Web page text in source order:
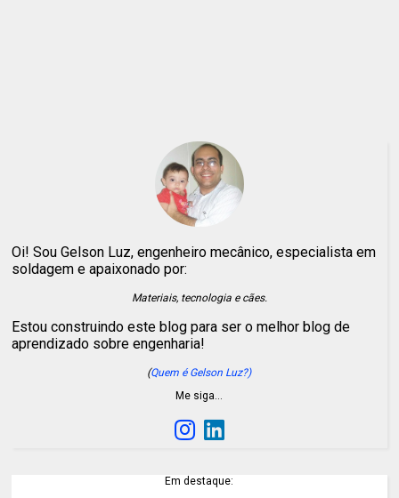
Oi! Sou Gelson Luz, engenheiro mecânico, especialista em
soldagem e apaixonado por:
Materiais, tecnologia e cães.
Estou construindo este blog para ser o melhor blog de
aprendizado sobre engenharia!
(Quem é Gelson Luz?)
Me siga…
Em destaque: